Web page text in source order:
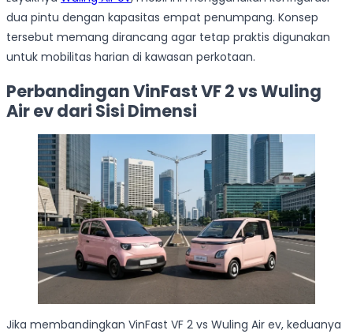
dua pintu dengan kapasitas empat penumpang. Konsep
tersebut memang dirancang agar tetap praktis digunakan
untuk mobilitas harian di kawasan perkotaan.
Perbandingan VinFast VF 2 vs Wuling
Air ev dari Sisi Dimensi
Jika membandingkan VinFast VF 2 vs Wuling Air ev, keduanya